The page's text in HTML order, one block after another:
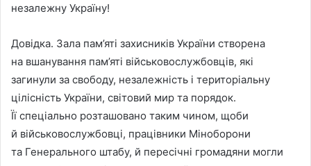
незалежну Україну!
Довідка. Зала пам’яті захисників України створена
на вшанування пам’яті військовослужбовців, які
загинули за свободу, незалежність і територіальну
цілісність України, світовий мир та порядок.
Її спеціально розташовано таким чином, щоби
й військовослужбовці, працівники Міноборони
та Генерального штабу, й пересічні громадяни могли